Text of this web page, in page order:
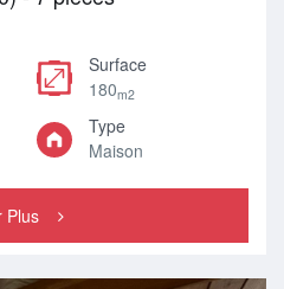
Surface
180m2
Type
Maison
Plus